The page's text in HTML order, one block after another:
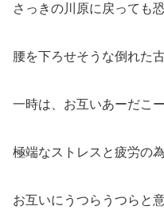
さっきの川原に戻っても
腰を下ろせそうな倒れた
一時は、お互いあーだこ
極端なストレスと疲労の為
お互いにうつらうつらと